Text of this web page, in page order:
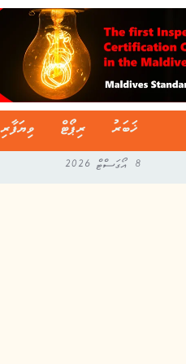
ޚަބަރު ރިޕޯޓް ވިޔަފާރި
8 އޯގަސްޓް 2026